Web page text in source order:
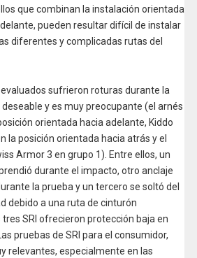
que combinan la instalación orientada
pueden resultar difícil de instalar
diferentes y complicadas rutas del
evaluados sufrieron roturas durante la
y es muy preocupante (el arnés
orientada hacia adelante, Kiddo
la posición orientada hacia atrás y el
Armor 3 en grupo 1). Entre ellos, un
durante el impacto, otro anclaje
la prueba y un tercero se soltó del
debido a una ruta de cinturón
SRI ofrecieron protección baja en
pruebas de SRI para el consumidor,
relevantes, especialmente en las